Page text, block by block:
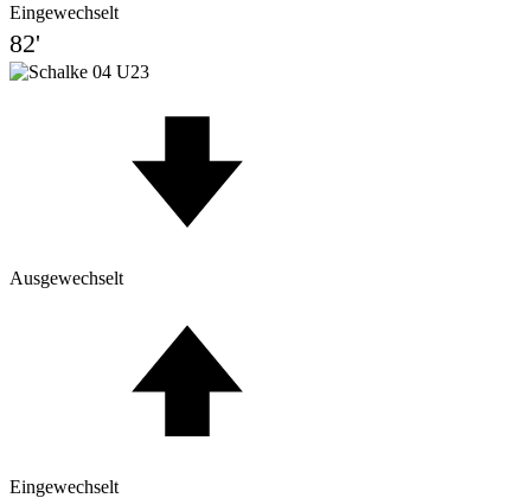
Eingewechselt
82'
Ausgewechselt
Eingewechselt